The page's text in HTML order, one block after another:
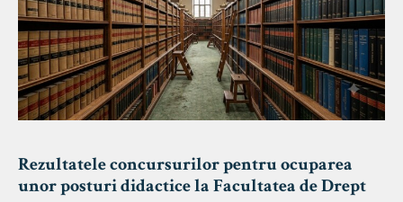
Rezultatele concursurilor pentru ocuparea
unor posturi didactice la Facultatea de Drept